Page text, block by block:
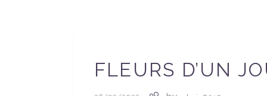
FLEURS D’UN